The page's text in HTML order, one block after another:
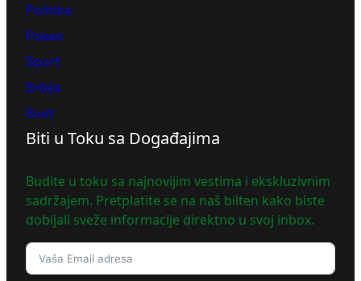
Politika
Posao
Sport
Srbija
Svet
Biti u Toku sa Događajima
Budite u toku sa najnovijim vestima i ekskluzivnim
sadržajem. Pretplatite se na naš bilten kako biste
dobijali sveže informacije direktno u svoj inbox.